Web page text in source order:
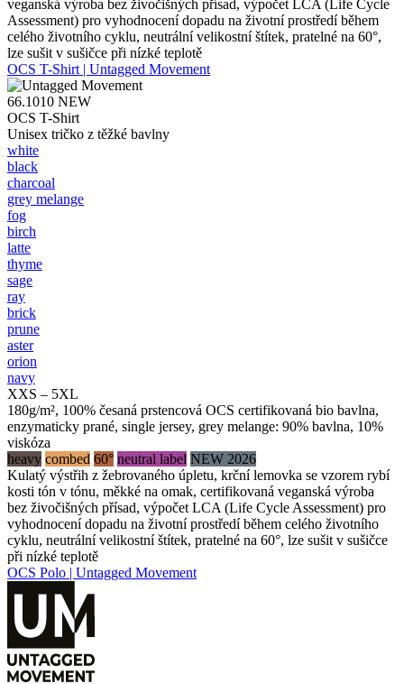
veganská výroba bez živočišných přísad, výpočet LCA (Life Cycle
Assessment) pro vyhodnocení dopadu na životní prostředí během
celého životního cyklu, neutrální velikostní štítek, pratelné na 60°,
lze sušit v sušičce při nízké teplotě
OCS T-Shirt | Untagged Movement
66.1010 NEW
OCS T-Shirt
Unisex tričko z těžké bavlny
white
black
charcoal
grey melange
fog
birch
latte
thyme
sage
ray
brick
prune
aster
orion
navy
XXS – 5XL
180g/m², 100% česaná prstencová OCS certifikovaná bio bavlna,
enzymaticky prané, single jersey, grey melange: 90% bavlna, 10%
viskóza
heavy combed 60° neutral label NEW 2026
Kulatý výstřih z žebrovaného úpletu, krční lemovka se vzorem rybí
kosti tón v tónu, měkké na omak, certifikovaná veganská výroba
bez živočišných přísad, výpočet LCA (Life Cycle Assessment) pro
vyhodnocení dopadu na životní prostředí během celého životního
cyklu, neutrální velikostní štítek, pratelné na 60°, lze sušit v sušičce
při nízké teplotě
OCS Polo | Untagged Movement